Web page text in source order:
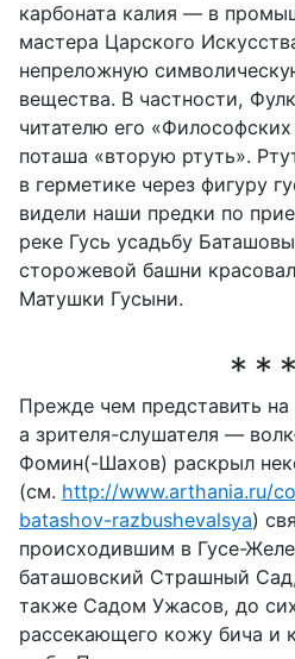
карбоната калия — в
мастера Царского
непреложную
вещества. В частности,
читателю его
поташа «вторую ртуть».
в герметике через фигуру
видели наши предки по
реке Гусь усадьбу
сторожевой башни
Матушки Гусыни.
Прежде чем представить
а зрителя-слушателя —
Фомин(-Шахов) раскрыл
(см. http://www.arthania.ru/
batashov-razbushevalsya)
происходившим в Гусе-
баташовский Страшный
также Садом Ужасов, до
рассекающего кожу бича и